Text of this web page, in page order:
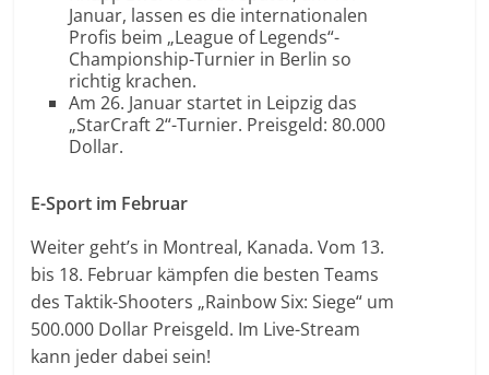
Januar, lassen es die internationalen
Profis beim „League of Legends“-
Championship-Turnier in Berlin so
richtig krachen.
Am 26. Januar startet in Leipzig das
„StarCraft 2“-Turnier. Preisgeld: 80.000
Dollar.
E-Sport im Februar
Weiter geht’s in Montreal, Kanada. Vom 13.
bis 18. Februar kämpfen die besten Teams
des Taktik-Shooters „Rainbow Six: Siege“ um
500.000 Dollar Preisgeld. Im Live-Stream
kann jeder dabei sein!